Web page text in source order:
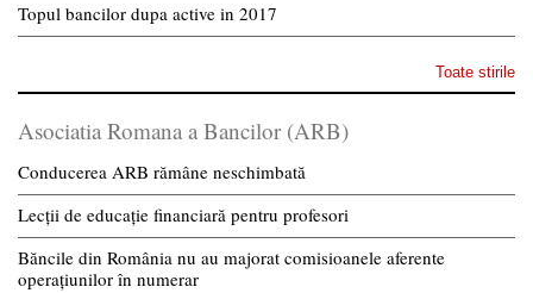
Topul bancilor dupa active in 2017
Toate stirile
Asociatia Romana a Bancilor (ARB)
Conducerea ARB rămâne neschimbată
Lecții de educație financiară pentru profesori
Băncile din România nu au majorat comisioanele aferente
operațiunilor în numerar